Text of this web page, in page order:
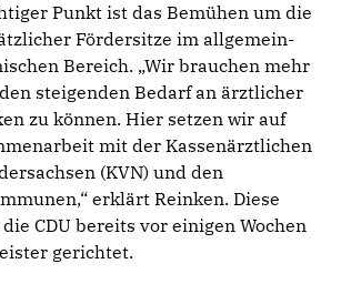
Punkt ist das Bemühen um die
Fördersitze im allgemein-
Bereich. „Wir brauchen mehr
steigenden Bedarf an ärztlicher
zu können. Hier setzen wir auf
mit der Kassenärztlichen
(KVN) und den
erklärt Reinken. Diese
CDU bereits vor einigen Wochen
gerichtet.